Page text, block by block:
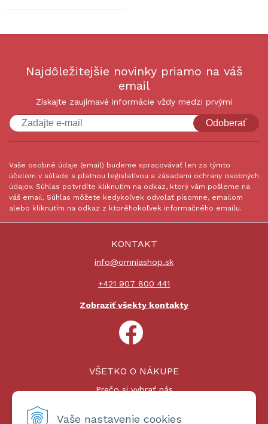
Vaše nastavenie cookies
Najdôležitejšie novinky priamo na váš
email
Získajte zaujímavé informácie vždy medzi prvými
Odoberať
Vaše osobné údaje (email) budeme spracovávať len za týmto
účelom v súlade s platnou legislatívou a zásadami ochrany osobných
údajov. Súhlas potvrdíte kliknutím na odkaz, ktorý vám pošleme na
váš email. Súhlas môžete kedykoľvek odvolať písomne, emailom
alebo kliknutím na odkaz z ktoréhokoľvek informačného emailu.
KONTAKT
info@omniashop.sk
+421 907 800 441
Zobraziť všekty kontakty
VŠETKO O NÁKUPE
Prečo si vybrať nás
Platby a doprava